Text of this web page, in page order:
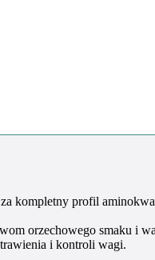
kompletny profil
orzechowego smaku i
i kontroli wagi.